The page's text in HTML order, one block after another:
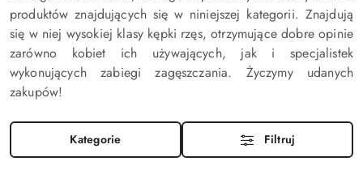
produktów znajdujących się w niniejszej kategorii. Znajdują
się w niej wysokiej klasy kępki rzęs, otrzymujące dobre opinie
zarówno kobiet ich używających, jak i specjalistek
wykonujących zabiegi zagęszczania. Życzymy udanych
zakupów!
Kategorie Filtruj